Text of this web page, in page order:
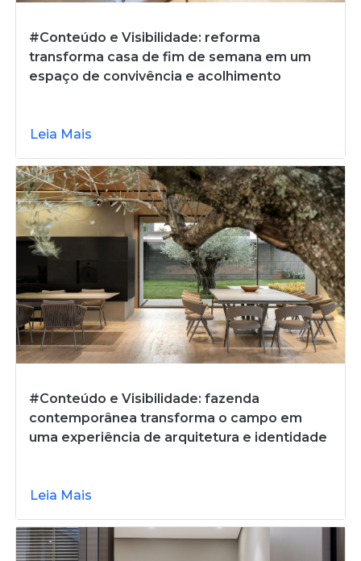
#Conteúdo e Visibilidade: reforma
transforma casa de fim de semana em um
espaço de convivência e acolhimento
Leia Mais
#Conteúdo e Visibilidade: fazenda
contemporânea transforma o campo em
uma experiência de arquitetura e identidade
Leia Mais